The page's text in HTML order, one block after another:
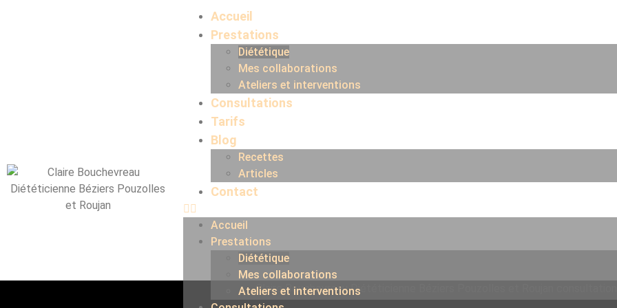
Accueil
Prestations
Diététique
Mes collaborations
Ateliers et interventions
Consultations
Tarifs
Blog
Recettes
Articles
Contact
Accueil
Prestations
Diététique
Mes collaborations
Ateliers et interventions